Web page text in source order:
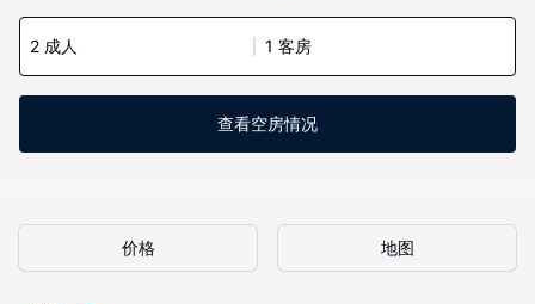
2 成人 1 客房
查看空房情况
价格 地图